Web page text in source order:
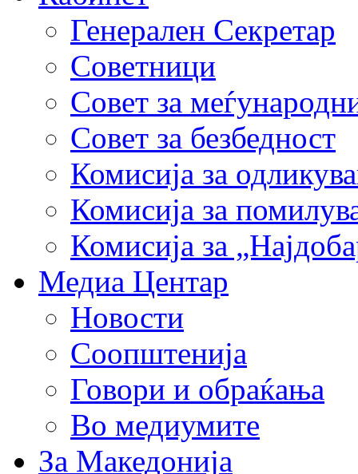
Генерален Секретар
Советници
Совет за
Совет за безбедност
Комисија за
Комисија за
Комисија за
Медиа Центар
Новости
Соопштенија
Говори и обраќања
Во медиумите
За Македонија